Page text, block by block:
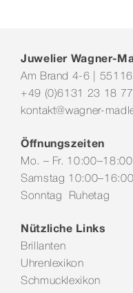
Juwelier Wagner-
Am Brand 4-6 |
+49 (0)6131 23 18 77
kontakt@wagner-
Öffnungszeiten
Mo. – Fr.
Samstag
Sonntag Ruhetag
Nützliche Links
Brillanten
Uhrenlexikon
Schmucklexikon